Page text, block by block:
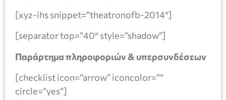
[xyz-ihs snippet=”theatronofb-2014″]
[separator top=”40″ style=”shadow”]
Παράρτημα πληροφοριών & υπερσυνδέσεων
[checklist icon=”arrow” iconcolor=””
circle=”yes”]